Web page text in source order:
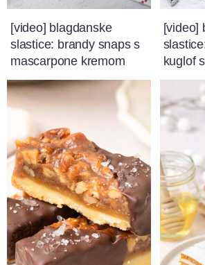
[video] blagdanske
slastice: brandy snaps s
mascarpone kremom
[video]
kuglof